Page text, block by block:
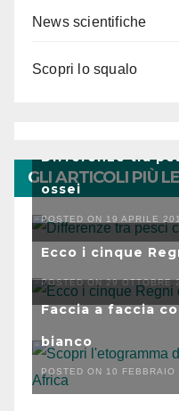
News scientifiche
Scopri lo squalo
GLI ARTICOLI PIÙ
Differenze tra
ossei
POSTED ON 19 APRILE
Ecco i cinque
POSTED ON 29 OTTOBRE
Faccia a faccia
bianco
POSTED ON 10 FEBBRAIO